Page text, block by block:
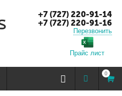
+7 (727) 220-91-14
+7 (727) 220-91-16
Перезвонить
Прайс лист
0